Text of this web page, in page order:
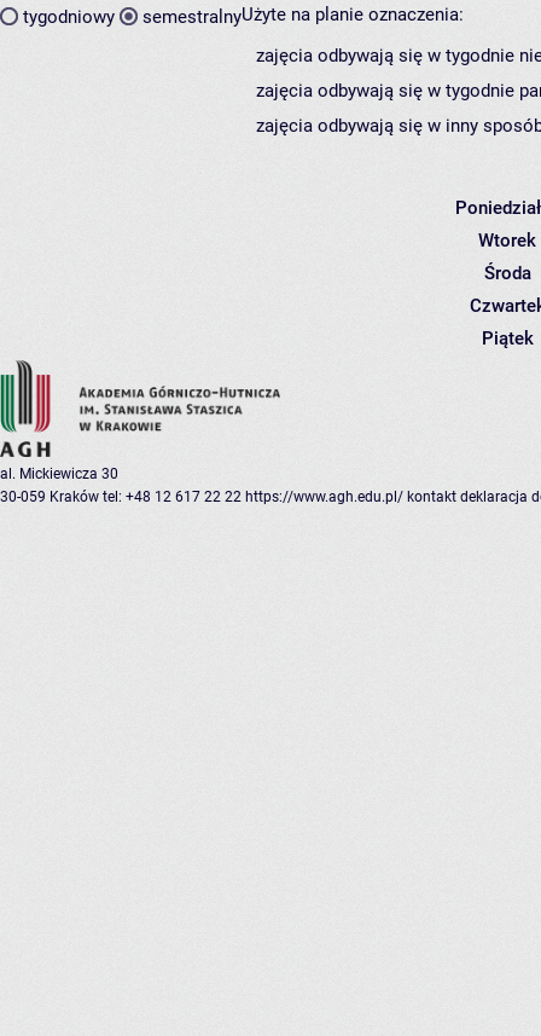
tygodniowy semestralnyUżyte na planie oznaczenia:
zajęcia odbywają się w tygodnie
zajęcia odbywają się w tygodnie
zajęcia odbywają się w inny
Wtorek
Środa
Piątek
al. Mickiewicza 30
30-059 Kraków tel: +48 12 617 22 22 https://www.agh.edu.pl/ kontakt deklaracja